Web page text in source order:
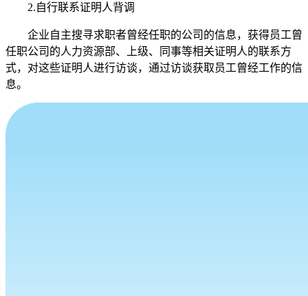
2.自行联系证明人背调
企业自主搜寻求职者曾经任职的公司的信息，获得员工曾
任职公司的人力资源部、上级、同事等相关证明人的联系方
式，对这些证明人进行访谈，通过访谈获取员工曾经工作的信
息。